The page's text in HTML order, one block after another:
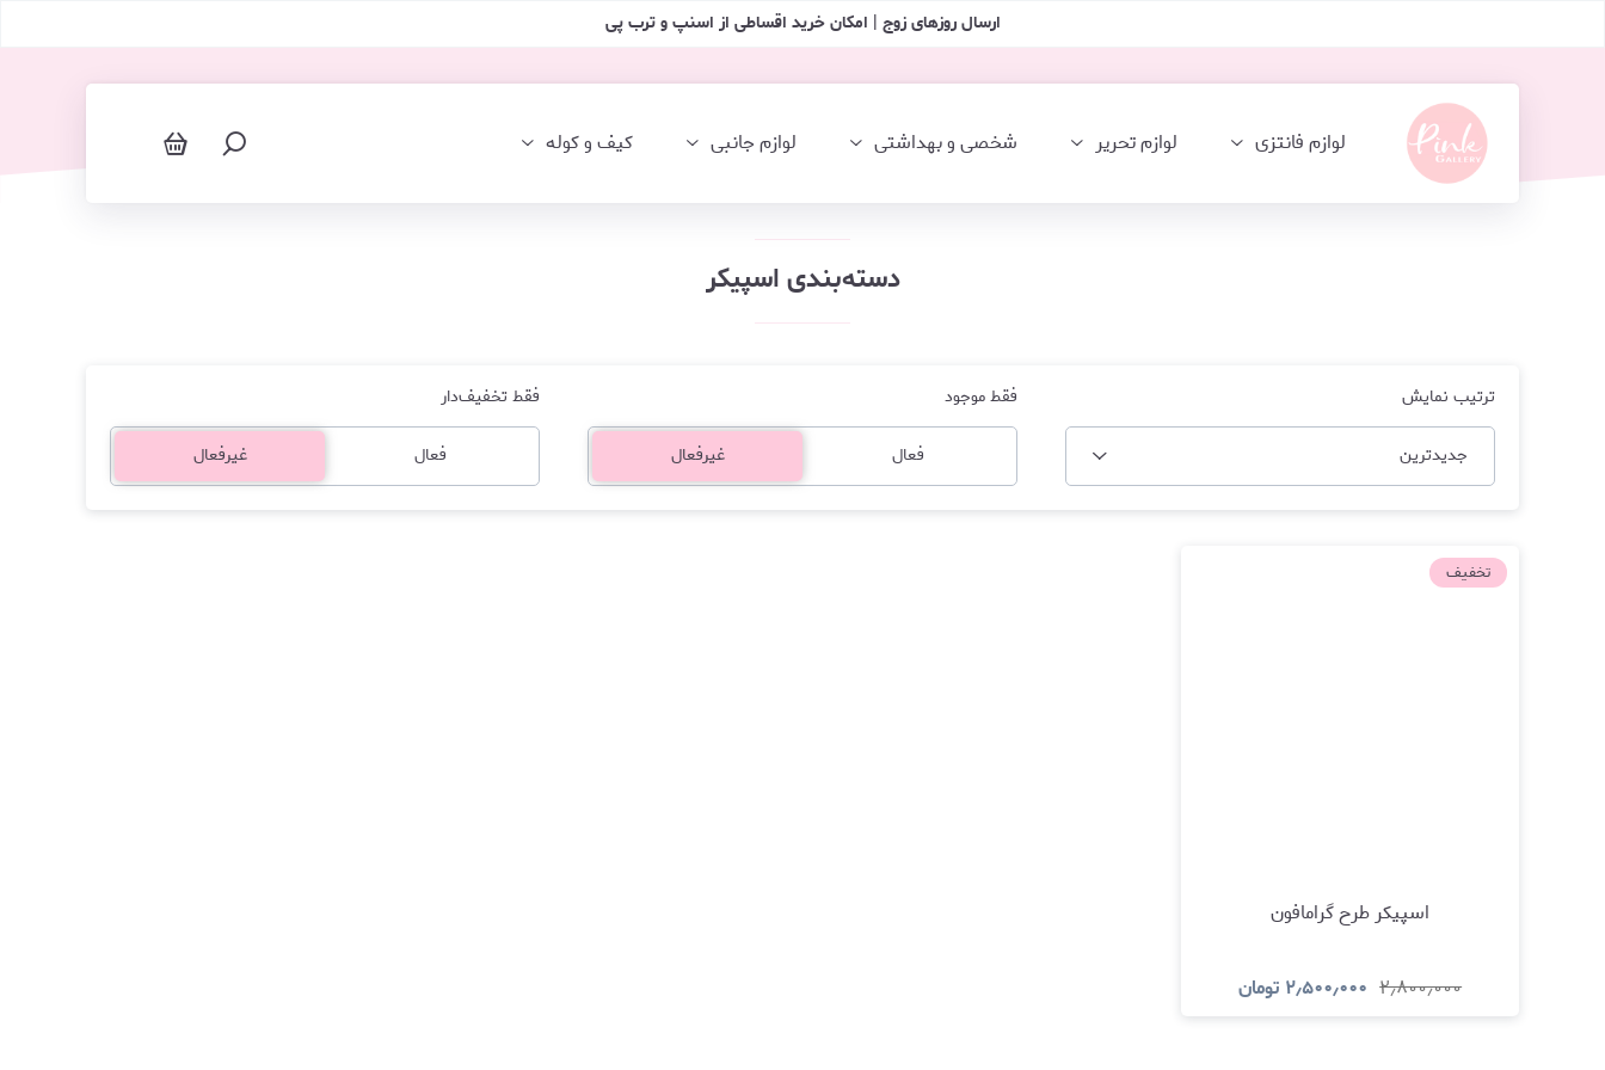
ارسال روزهای زوج | امکان خرید اقساطی از اسنپ و ترب پی
لوازم فانتزی لوازم تحریر شخصی و بهداشتی لوازم جانبی کیف و کوله
دسته‌بندی اسپیکر
ترتیب نمایش
جدیدترین
فقط موجود
فعال غیرفعال
فقط تخفیف‌دار
فعال غیرفعال
تخفیف
اسپیکر طرح گرامافون
۲٫۸۰۰٫۰۰۰ ۲٫۵۰۰٫۰۰۰ تومان